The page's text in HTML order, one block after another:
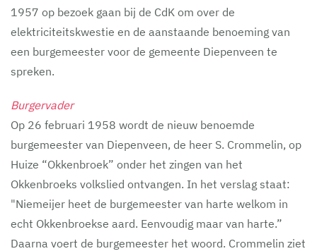
1957 op bezoek gaan bij de CdK om over de
elektriciteitskwestie en de aanstaande benoeming van
een burgemeester voor de gemeente Diepenveen te
spreken.
Burgervader
Op 26 februari 1958 wordt de nieuw benoemde
burgemeester van Diepenveen, de heer S. Crommelin, op
Huize “Okkenbroek” onder het zingen van het
Okkenbroeks volkslied ontvangen. In het verslag staat:
"Niemeijer heet de burgemeester van harte welkom in
echt Okkenbroekse aard. Eenvoudig maar van harte.”
Daarna voert de burgemeester het woord. Crommelin ziet